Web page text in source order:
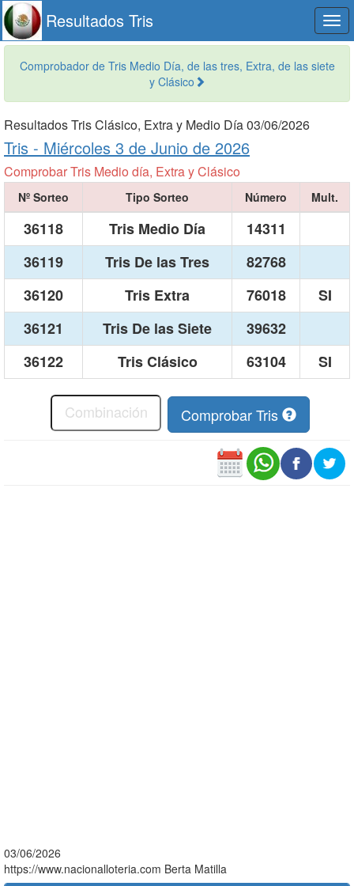
Resultados Tris
Comprobador de Tris Medio Día, de las tres, Extra, de las siete
y Clásico
Resultados Tris Clásico, Extra y Medio Día 03/06/2026
Tris - Miércoles 3 de Junio de 2026
Comprobar Tris Medio día, Extra y Clásico
Nº Sorteo Tipo Sorteo Número Mult.
36118 Tris Medio Día
14311
36119
Tris De las Tres
82768
36120
Tris Extra 76018
SI
36121
Tris De las Siete
39632
36122
Tris Clásico 63104 SI
Comprobar Tris
03/06/2026
https://www.nacionalloteria.com Berta Matilla